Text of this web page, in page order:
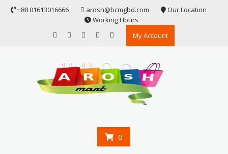
Skip +88 01613016666 arosh@bcmgbd.com
Our Location
Working Hours
My Account
0